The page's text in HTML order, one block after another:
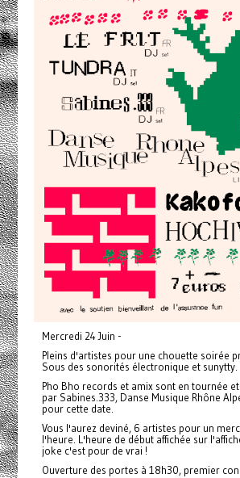
Mercredi 24 Juin -
Pleins d'artistes pour une chouette soirée
Sous des sonorités électronique et sunytty.
Pho Bho records et amix sont en tournée
par Sabines.333, Danse Musique Rhône
pour cette date.
Vous l'aurez deviné, 6 artistes pour un
l'heure. L'heure de début affichée sur
joke c'est pour de vrai !
Ouverture des portes à 18h30, premier